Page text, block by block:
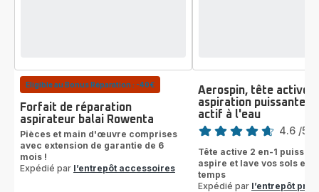
Eligible au Bonus Réparation : -40€
Forfait de réparation
aspirateur balai Rowenta
Pièces et main d'œuvre comprises
avec extension de garantie de 6
mois !
Expédié par l’entrepôt accessoires
Aerospin, tête active
aspiration puissante
actif à l'eau
Note
4.6 /5
Tête active 2 en-1
aspire et lave vos sols en
temps
Expédié par l’entrepôt